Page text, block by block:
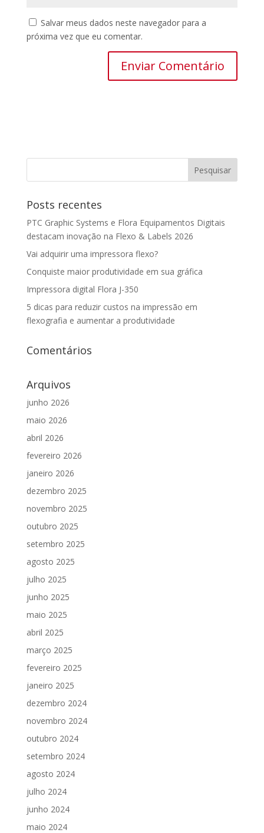
Salvar meus dados neste navegador para a
próxima vez que eu comentar.
Posts recentes
PTC Graphic Systems e Flora Equipamentos Digitais
destacam inovação na Flexo & Labels 2026
Vai adquirir uma impressora flexo?
Conquiste maior produtividade em sua gráfica
Impressora digital Flora J-350
5 dicas para reduzir custos na impressão em
flexografia e aumentar a produtividade
Comentários
Arquivos
junho 2026
maio 2026
abril 2026
fevereiro 2026
janeiro 2026
dezembro 2025
novembro 2025
outubro 2025
setembro 2025
agosto 2025
julho 2025
junho 2025
maio 2025
abril 2025
março 2025
fevereiro 2025
janeiro 2025
dezembro 2024
novembro 2024
outubro 2024
setembro 2024
agosto 2024
julho 2024
junho 2024
maio 2024